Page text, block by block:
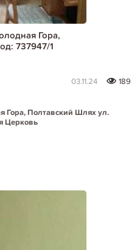
Гора,
737947/1
03.11.24
189
Гора, Полтавский Шлях ул.
Церковь